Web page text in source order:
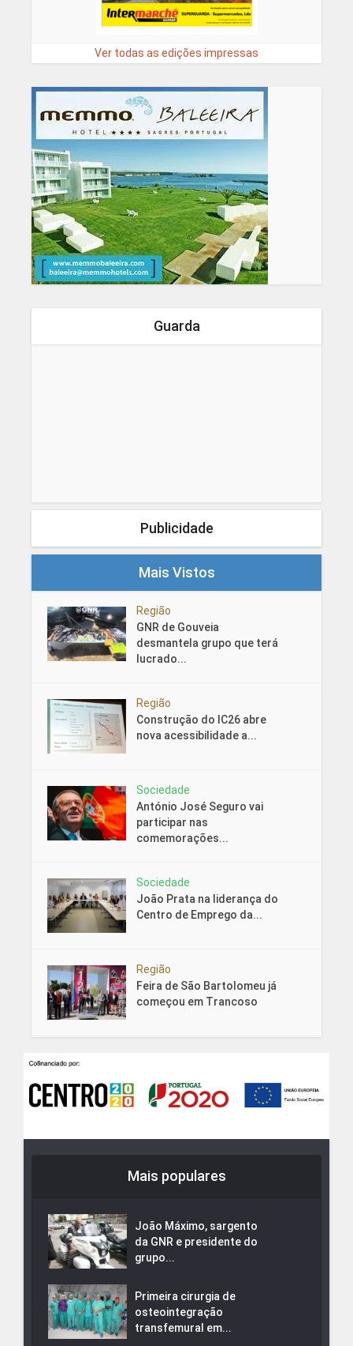
Ver todas as edições impressas
Guarda
Publicidade
Mais Vistos
Região
GNR de Gouveia
desmantela grupo que terá
lucrado...
Região
Construção do IC26 abre
nova acessibilidade a...
Sociedade
António José Seguro vai
participar nas
comemorações...
Sociedade
João Prata na liderança do
Centro de Emprego da...
Região
Feira de São Bartolomeu já
começou em Trancoso
Mais populares
João Máximo, sargento
da GNR e presidente do
grupo...
Primeira cirurgia de
osteointegração
transfemural em...